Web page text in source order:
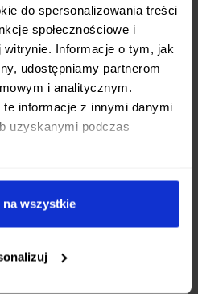
do spersonalizowania treści
społecznościowe i
Informacje o tym, jak
udostępniamy partnerom
i analitycznym.
te informacje z innymi danymi
uzyskanymi podczas
na wszystkie
Jej
z charakterystycznym
dodaje nożowi
Zadań
że jest on doskonały do:
kawałków mięsa lub